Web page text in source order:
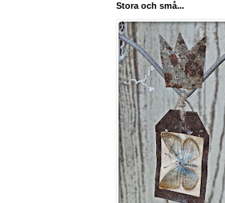
Stora och små...